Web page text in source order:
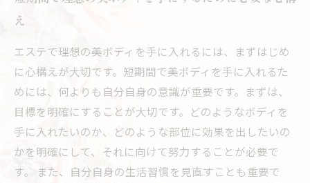
え
エステで理想の美ボディを手に入れるには、まずはじめ
に心構えが大切です。短期間で美ボディを手に入れるた
めには、何よりも自分自身の意識が重要です。まずは、
目標を明確にすることが大切です。どのようなボディを
手に入れたいのか、どのような部位に効果を出したいの
かを明確にして、それに向けて努力することが必要で
す。 また、自分自身の生活習慣を見直すことも重要で